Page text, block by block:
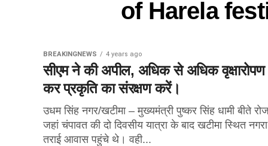
of Harela
BREAKINGNEWS 4 years ago
सीएम ने की अपील, अधिक से अधिक वृक्षारोपण
कर प्रकृति का संरक्षण करें।
उधम सिंह नगर/खटीमा – मुख्यमंत्री पुष्कर सिंह धामी बीते
जहां चंपावत की दो दिवसीय यात्रा के बाद खटीमा स्थित नगरा
तराई आवास पहुंचे थे। वही...